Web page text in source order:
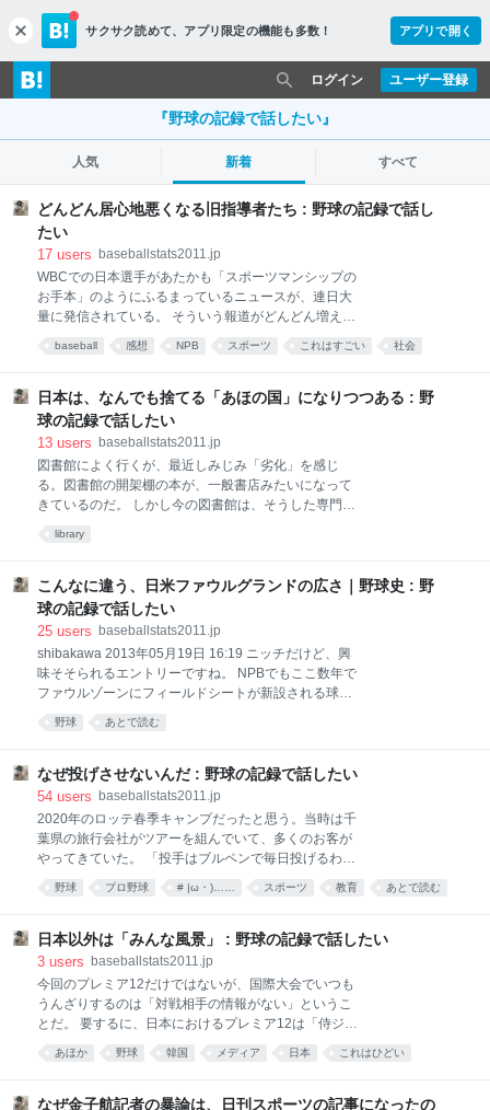
c
l
o
s
サクサク読めて、 アプリ限定の機能も多数！ アプリで開く
ユーザー登録
ログイン
『野球の記録で話したい』
人気 新着 すべて
どんどん居心地悪くなる旧指導者たち : 野球の記録で話し
たい
17 users baseballstats2011.jp
WBCでの日本選手があたかも「スポーツマンシップの
お手本」のようにふるまっているニュースが、連日大
量に発信されている。 そういう報道がどんどん増えて
いる。日本人は自信喪失しているから「日本人はこん
なに素晴らしい」という情報にはすぐに飛びつく。メ
ースにしていく。 今のこの状況を居心地悪い気持ちで
眺めている人々がいる。 昔の野球指導者たちだ。 「対
戦相手は敵なんだから、のんでかかれ。威嚇したりや
えすればいいんだから、どんな汚い手でも使え。手加
減するな」 「負けたやつに同情なんかしなくていい。
徹底的にやれ」 「相手チームは敵なんだから、仲良く
なったりするな。一緒に笑ったりするな」 「先輩後輩
ちによって、
baseball 感想 NPB スポーツ これはすごい 社会
日本は、なんでも捨てる「あほの国」になりつつある : 野
球の記録で話したい
13 users baseballstats2011.jp
図書館によく行くが、最近しみじみ「劣化」を感じ
る。図書館の開架棚の本が、一般書店みたいになって
きているのだ。 しかし今の図書館は、そうした専門書
説や子供向けの図鑑、ビジネス書などがメインになっ
架書庫に追いやられている。最近も市町村史が編纂さ
れているが、中身はどんどん軽くなり、ビジュアル中
心になってきている。 私は社史をたくさん作ってきた
も書いていない、広告的な本を欲しがるものだが、最
近の市町村史もそういうのが多い。「一般の人」が見
て。うわべだけわかる内容になっているのだ。 日本は
幸田成友の「大阪市史」以来、その土地の歴史を詳細
か、市町村史を紐解けば、その
library
こんなに違う、日米ファウルグランドの広さ｜野球史 : 野
球の記録で話したい
25 users baseballstats2011.jp
shibakawa 2013年05月19日 16:19 ニッチだけど、興
味そそられるエントリーですね。 NPBでもここ数年で
ファウルゾーンにフィールドシートが新設される球場
が増えたことで、ファウルゾーンが一気に狭くなりま
したよね。 ここ数年のパリーグのエンタイトルツーベ
コーラシートが新設されてから、年に何本か、あそこ
に飛び込むエンタイトルツーベースが出てきていま
す。 できれば、昨年か今年の打者の打席結果データを
用いて、各球場の1試合におけるファウルゾーンでの
フライアウト数を調べてみたいとは思うのですが･･･
テが最多数になるのでは？と想像を巡らしています。
うかぼーっとしていられません。 楽天･星野監督が10
年選手の中島俊哉に落としたカミナリ、「流
野球 あとで読む
なぜ投げさせないんだ : 野球の記録で話したい
54 users baseballstats2011.jp
2020年のロッテ春季キャンプだったと思う。当時は千
葉県の旅行会社がツアーを組んでいて、多くのお客が
やってきていた。 「投手はブルペンで毎日投げるわけ
ではないんですよ。決められた間隔で決められた球数
を投げます。佐々木は、新人なのでこのキャンプでは
どん投げさせんといかんじゃないか。甘やかせるとろ
くなことならんぞ」と毒づいて去っていった。 その年
のキャンプでの佐々木朗希 佐々木は2019年の夏の予
選の決勝で投げなかった。前の試合で完投した佐々木
を、國保陽平監督は登板回避させ、チームは敗れた。
OB会では國保督の更迭の話が持ち上がったと言う。
解に苦しむ」渡辺元智、「佐々木君が出ていたら勝っ
野球 プロ野球 # |ω・)…… スポーツ 教育 あとで読む
日本以外は「みんな風景」 : 野球の記録で話したい
3 users baseballstats2011.jp
今回のプレミア12だけではないが、国際大会でいつも
うんざりするのは「対戦相手の情報がない」というこ
とだ。 要するに、日本におけるプレミア12は「侍ジャ
パンが、海の向こうからやってくるよくわからない野
球選手と戦う」イベントであるようだ。 大昔、プロレ
らやってきて、ジャイアント馬場やアントニオ猪木と
あほか 野球 韓国 メディア 日本 これはひどい
なぜ金子航記者の暴論は、日刊スポーツの記事になったの